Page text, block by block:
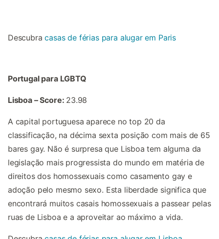
Descubracasas de férias para alugar em Paris
Portugal para LGBTQ
Lisboa – Score: 23.98
A capital portuguesa aparece no top 20 da
classificação, na décima sexta posição com mais de 65
bares gay. Não é surpresa que Lisboa tem alguma da
legislação mais progressista do mundo em matéria de
direitos dos homossexuais como casamento gay e
adoção pelo mesmo sexo. Esta liberdade significa que
encontrará muitos casais homossexuais a passear pelas
ruas de Lisboa e a aproveitar ao máximo a vida.